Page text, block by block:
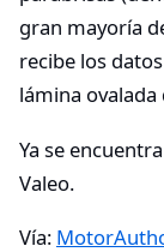
gran mayoría
recibe los
lámina
Ya se
Valeo.
Vía: